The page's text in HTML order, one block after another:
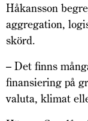
Håkansson
aggregation,
skörd.
– Det finns
finansiering på
valuta, klimat